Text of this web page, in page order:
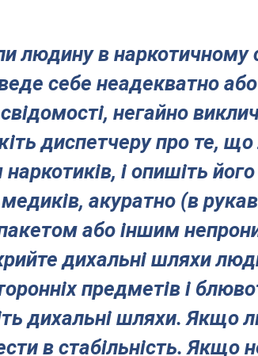
людину в наркотичному
себе неадекватно
негайно
диспетчеру про те,
і опишіть
медиків, акуратно (в
або іншим
дихальні шляхи
предметів і
дихальні шляхи. Якщо
в стабільність. Якщо